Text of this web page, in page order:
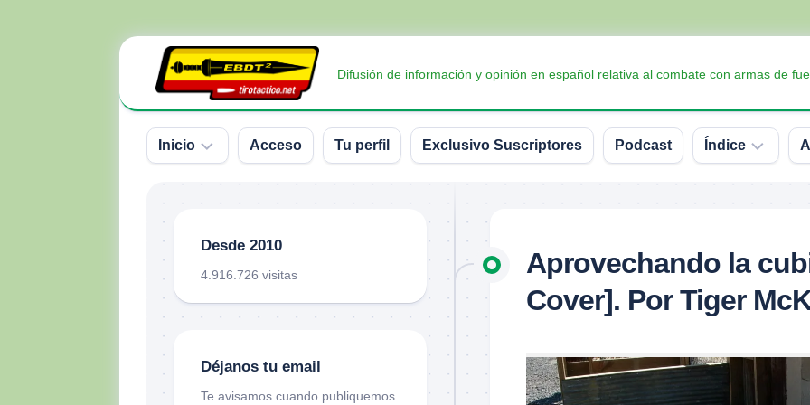
Difusión de información y opinión en español relativa al combate con armas de
Inicio
Donativos
Acceso Tu perfil Exclusivo Suscriptores Podcast Índice
Balística
Conceptos
Interesante
Aprovechando la
Cover]. Por Tiger
Desde 2010
4.916.726 visitas
Déjanos tu email
Te avisamos cuando publiquemos